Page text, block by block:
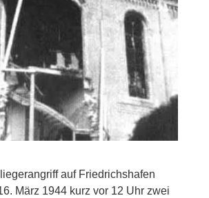
auf Friedrichshafen
März 1944 kurz vor 12 Uhr zwei